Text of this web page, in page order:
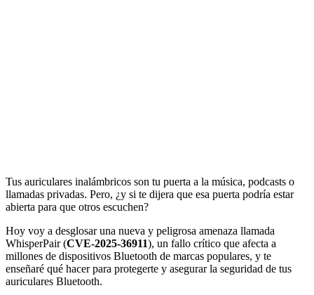
Tus auriculares inalámbricos son tu puerta a la música, podcasts o
llamadas privadas. Pero, ¿y si te dijera que esa puerta podría estar
abierta para que otros escuchen?
Hoy voy a desglosar una nueva y peligrosa amenaza llamada
WhisperPair (CVE-2025-36911), un fallo crítico que afecta a
millones de dispositivos Bluetooth de marcas populares, y te
enseñaré qué hacer para protegerte y asegurar la seguridad de tus
auriculares Bluetooth.